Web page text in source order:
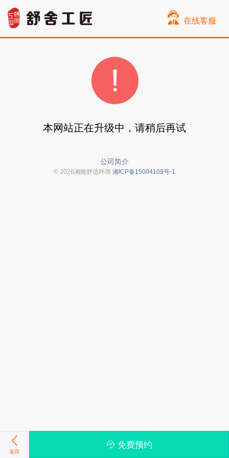
返回
免费预约
在线客服
本网站正在升级中，请稍后再试
公司简介
© 2026湘能舒适环境 湘ICP备15004109号-1